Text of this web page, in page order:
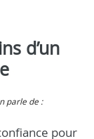
d’un
parle de :
pour